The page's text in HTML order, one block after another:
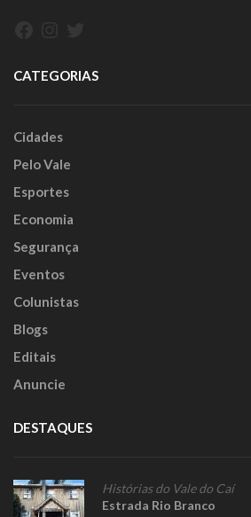
CATEGORIAS
Cidades
Pelo Vale
Esportes
Economia
Segurança
Eventos
Colunistas
Blogs
Editais
Anuncie
DESTAQUES
Histórias do Vale do Caí
Estrada Rio Branco